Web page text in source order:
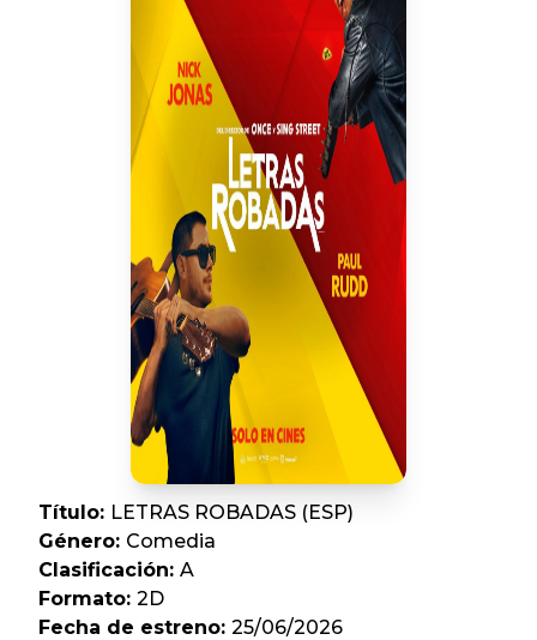
Título: LETRAS ROBADAS (ESP)
Género: Comedia
Clasificación: A
Formato: 2D
Fecha de estreno: 25/06/2026